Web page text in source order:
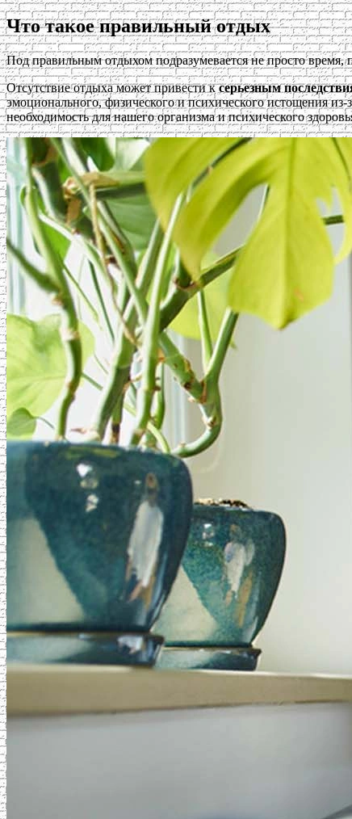
Что такое правильный отдых
Под правильным отдыхом подразумевается не просто время,
Отсутствие отдыха может привести ксерьезным
эмоционального, физического и психического истощения
необходимость для нашего организма и психического